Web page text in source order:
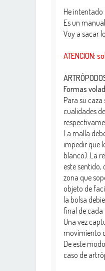
He
Es un
Voy a sacar
ATENCION:
Formas
Para su
cualidades
La malla
impedir que
blanco). La
este sentido,
zona que
objeto de
la bolsa
final de cada
Una vez
movimiento
De este
caso de